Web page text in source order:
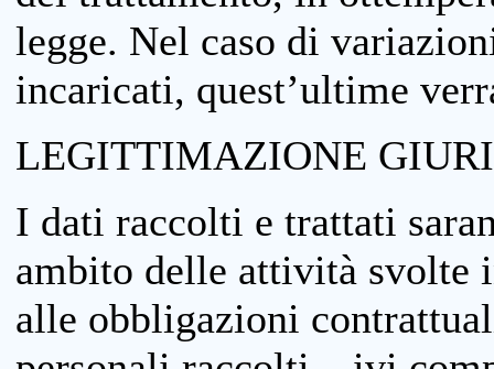
legge. Nel caso di
incaricati, quest’ultime
LEGITTIMAZIONE
I dati raccolti e trattati
ambito delle attività svolte
alle obbligazioni